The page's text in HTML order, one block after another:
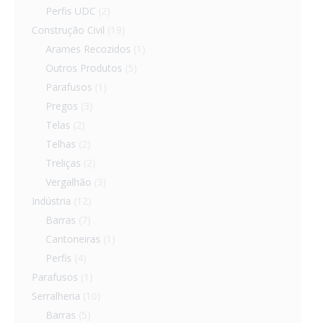
Perfis UDC
Construção Civil
Arames Recozidos
Outros Produtos
Parafusos
Pregos
Telas
Telhas
Treliças
Vergalhão
Indústria
Barras
Cantoneiras
Perfis
Parafusos
Serralheria
Barras